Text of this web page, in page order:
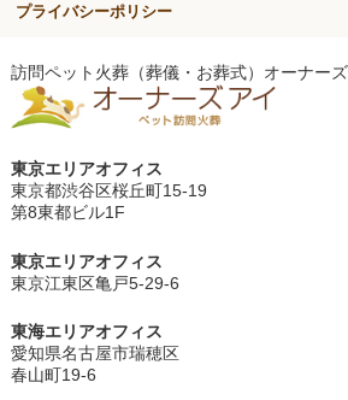
プライバシーポリシー
訪問ペット火葬（葬儀・お葬式）オーナー
東京エリアオフィス
東京都渋谷区桜丘町15-19
第8東都ビル1F
東京エリアオフィス
東京江東区亀戸5-29-6
東海エリアオフィス
愛知県名古屋市瑞穂区
春山町19-6